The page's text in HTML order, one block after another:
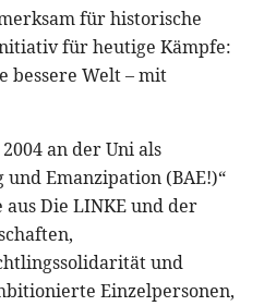
für historische
für heutige Kämpfe:
bessere Welt – mit
an der Uni als
Emanzipation (BAE!)“
Die LINKE und der
und
Einzelpersonen,